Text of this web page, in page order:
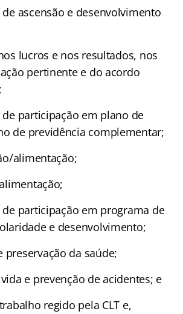
ascensão e desenvolvimento
lucros e nos resultados, nos
pertinente e do acordo
participação em plano de
de previdência complementar;
alimentação;
participação em programa de
e desenvolvimento;
da saúde;
e prevenção de acidentes; e
regido pela CLT e,